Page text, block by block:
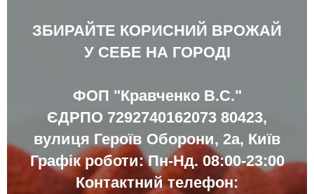
ЗБИРАЙТЕ КОРИСНИЙ ВРОЖАЙ
У СЕБЕ НА ГОРОДІ
ФОП "Кравченко В.С."
ЄДРПО 7292740162073 80423,
вулиця Героїв Оборони, 2а, Київ
Графік роботи: Пн-Нд. 08:00-23:00
Контактний телефон: